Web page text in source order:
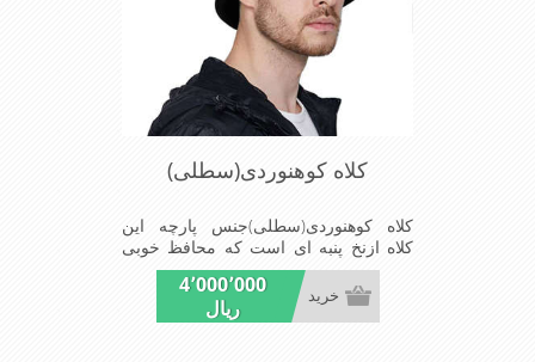
کلاه کوهنوردی(سطلی)
کلاه کوهنوردی(سطلی)جنس پارچه این
کلاه ازنخ پنبه ای است که محافظ خوبی
برای پوست دربرابراشعه ماوراء بنفش
است اندازه نقاب7سانتیمتراست مناسبت
برای کلیه فعالیت های درفضای بازاز قبیل
4٬000٬000
ریال
خرید